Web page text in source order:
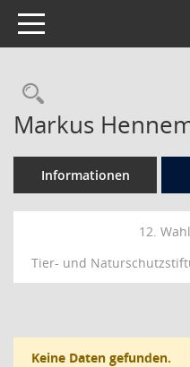
Toggle navigation
Markus
Informationen
12.
Tier- und
Keine Daten gefunden.